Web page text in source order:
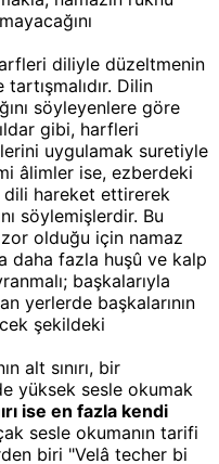
diliyle düzeltmenin
tartışmalıdır. Dilin
söyleyenlere göre
gibi, harfleri
uygulamak suretiyle
âlimler ise, ezberdeki
dili hareket ettirerek
söylemişlerdir. Bu
olduğu için namaz
daha fazla huşû ve kalp
başkalarıyla
yerlerde başkalarının
şekildeki
sınırı, bir
yüksek sesle okumak
ise en fazla kendi
sesle okumanın tarifi
biri "Velâ techer bi